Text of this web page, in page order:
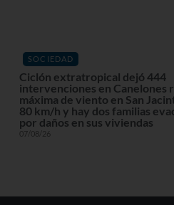
SOCIEDAD
Ciclón extratropical dejó 444
intervenciones en Canelones
máxima de viento en San
80 km/h y hay dos familias
por daños en sus viviendas
07/08/26